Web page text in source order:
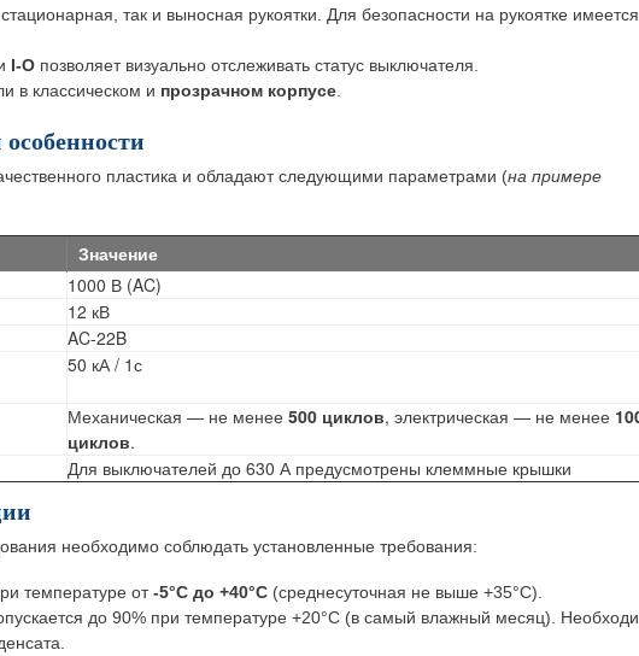
так и выносная рукоятки. Для безопасности на рукоятке имеется
I-O позволяет визуально отслеживать статус выключателя.
в классическом и прозрачном корпусе
пластика и обладают следующими параметрами (на примере
Значение
1000 В (AC)
12 кВ
AC-22B
50 кА / 1с
Механическая — не менее 500 циклов, электрическая — не менее
циклов.
Для выключателей до 630 А предусмотрены клеммные крышки
необходимо соблюдать установленные требования:
температуре от-5°C до +40°C (среднесуточная не выше +35°C).
до 90% при температуре +20°C (в самый влажный месяц).